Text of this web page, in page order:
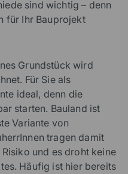
sind wichtig – denn
für Ihr Bauprojekt
Grundstück wird
Für Sie als
ideal, denn die
starten. Bauland ist
Variante von
tragen damit
und es droht keine
Häufig ist hier bereits